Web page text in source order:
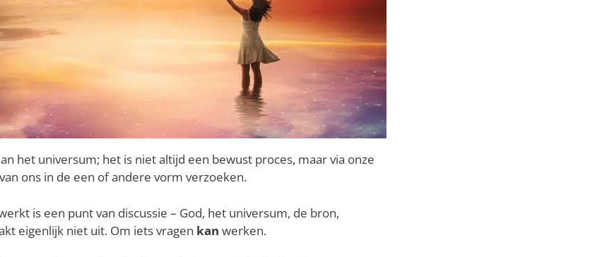
het universum; het is niet altijd een bewust proces, maar via onze
ons in de een of andere vorm verzoeken.
is een punt van discussie – God, het universum, de bron,
eigenlijk niet uit. Om iets vragen kan werken.